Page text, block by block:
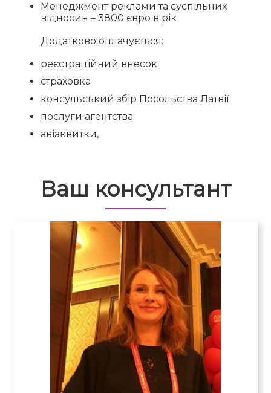
Менеджмент реклами та суспільних
відносин – 3800 євро в рік
Додатково оплачується:
реєстраційний внесок
страховка
консульський збір Посольства Латвії
послуги агентства
авіаквитки,
Ваш консультант